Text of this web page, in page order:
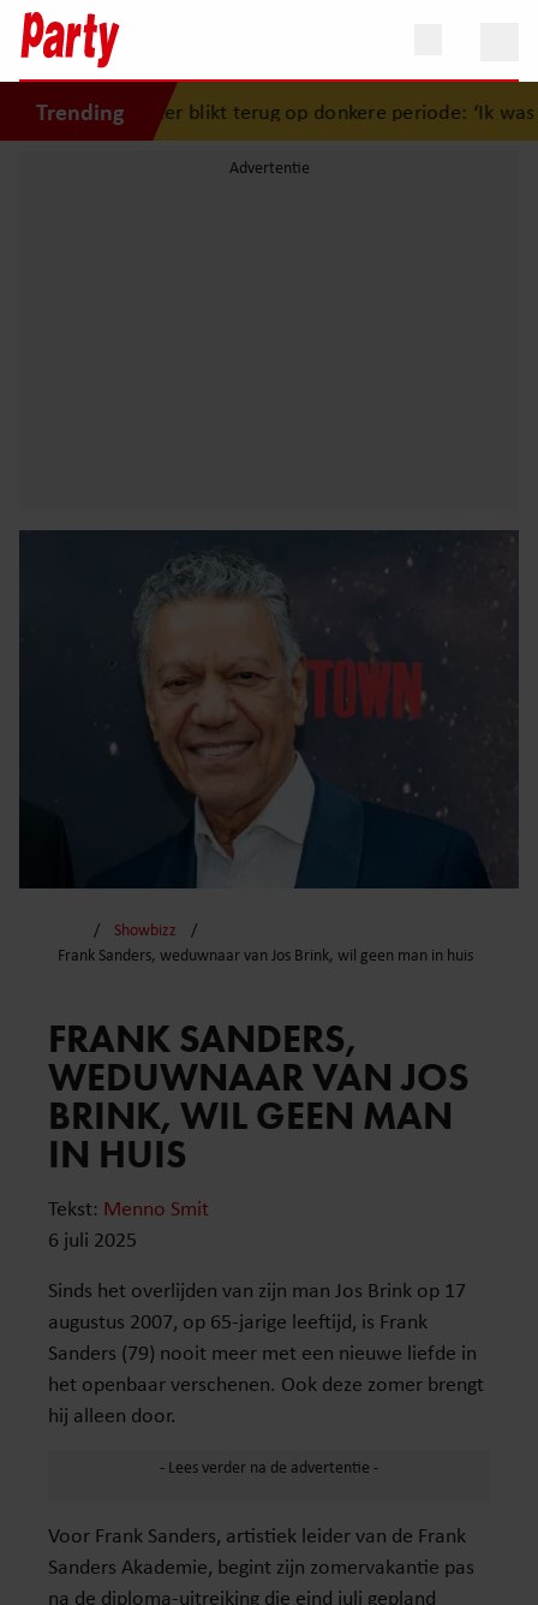
Trending
blikt terug op donkere periode: ‘Ik was een
Showbizz
Frank Sanders, weduwnaar van Jos Brink, wil geen man in huis
FRANK SANDERS,
WEDUWNAAR VAN JOS
BRINK, WIL GEEN MAN
IN HUIS
Tekst: Menno Smit
6 juli 2025
Sinds het overlijden van zijn man Jos Brink op 17
augustus 2007, op 65-jarige leeftijd, is Frank
Sanders (79) nooit meer met een nieuwe liefde in
het openbaar verschenen. Ook deze zomer brengt
hij alleen door.
Voor Frank Sanders, artistiek leider van de Frank
Sanders Akademie, begint zijn zomervakantie pas
na de diploma-uitreiking die eind juli gepland